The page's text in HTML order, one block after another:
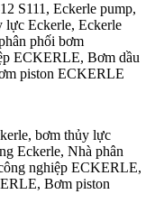
S111, Eckerle pump,
lực Eckerle, Eckerle
phối bơm
ECKERLE, Bơm dầu
piston ECKERLE
bơm thủy lực
Eckerle, Nhà phân
nghiệp ECKERLE,
Bơm piston